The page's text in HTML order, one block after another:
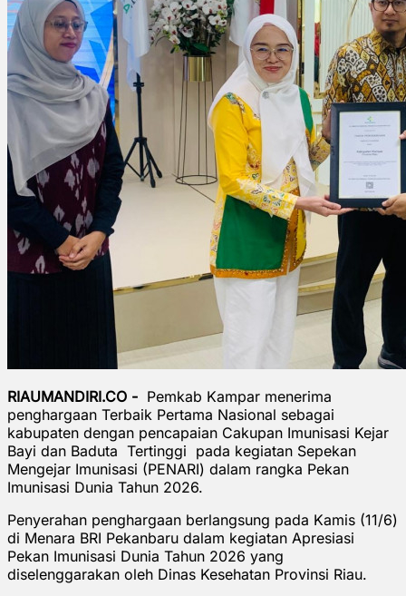
RIAUMANDIRI.CO - Pemkab Kampar menerima
penghargaan Terbaik Pertama Nasional sebagai
kabupaten dengan pencapaian Cakupan Imunisasi Kejar
Bayi dan Baduta Tertinggi pada kegiatan Sepekan
Mengejar Imunisasi (PENARI) dalam rangka Pekan
Imunisasi Dunia Tahun 2026.
Penyerahan penghargaan berlangsung pada Kamis (11/6)
di Menara BRI Pekanbaru dalam kegiatan Apresiasi
Pekan Imunisasi Dunia Tahun 2026 yang
diselenggarakan oleh Dinas Kesehatan Provinsi Riau.